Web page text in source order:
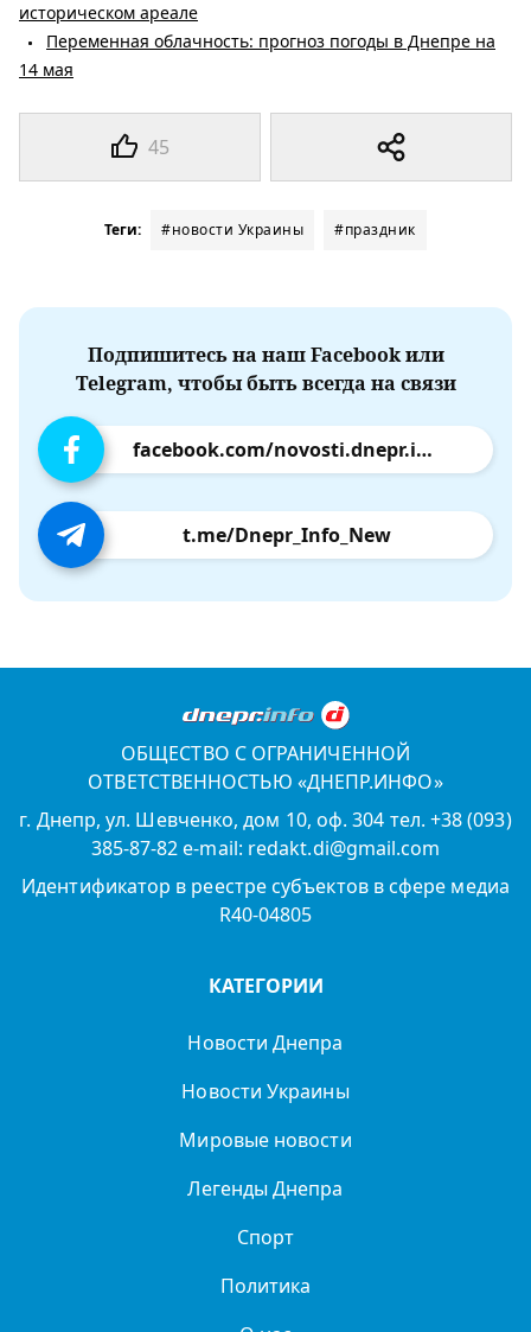
45
историческом ареале
Переменная облачность: прогноз погоды в Днепре на
14 мая
Теги: #новости Украины #праздник
Подпишитесь на наш Facebook или
Telegram, чтобы быть всегда на связи
facebook.com/novosti.dnepr.info
t.me/Dnepr_Info_New
ОБЩЕСТВО С ОГРАНИЧЕННОЙ
ОТВЕТСТВЕННОСТЬЮ «ДНЕПР.ИНФО»
г. Днепр, ул. Шевченко, дом 10, оф. 304 тел. +38 (093)
385-87-82 e-mail: redakt.di@gmail.com
Идентификатор в реестре субъектов в сфере медиа
R40-04805
КАТЕГОРИИ
Новости Днепра
Новости Украины
Мировые новости
Легенды Днепра
Спорт
Политика